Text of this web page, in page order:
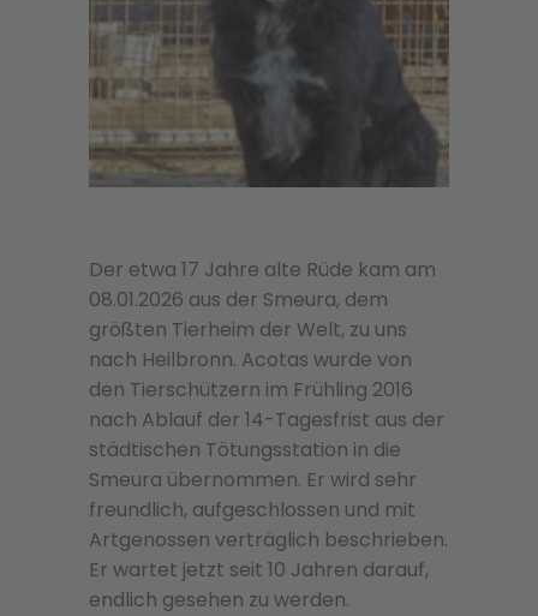
Der etwa 17 Jahre alte Rüde kam am
08.01.2026 aus der Smeura, dem
größten Tierheim der Welt, zu uns
nach Heilbronn. Acotas wurde von
den Tierschützern im Frühling 2016
nach Ablauf der 14-Tagesfrist aus der
städtischen Tötungsstation in die
Smeura übernommen. Er wird sehr
freundlich, aufgeschlossen und mit
Artgenossen verträglich beschrieben.
Er wartet jetzt seit 10 Jahren darauf,
endlich gesehen zu werden.